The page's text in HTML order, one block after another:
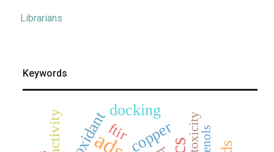
Librarians
Keywords
copper
docking
ftir